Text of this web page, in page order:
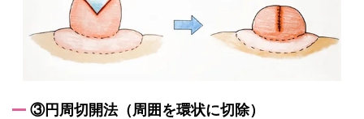
③円周切開法（周囲を環状に切除）